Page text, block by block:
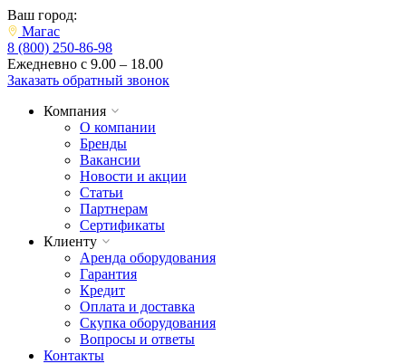
Ваш город:
Магас
8 (800) 250-86-98
Ежедневно с 9.00 – 18.00
Заказать обратный звонок
Компания
О компании
Бренды
Вакансии
Новости и акции
Статьи
Партнерам
Сертификаты
Клиенту
Аренда оборудования
Гарантия
Кредит
Оплата и доставка
Скупка оборудования
Вопросы и ответы
Контакты